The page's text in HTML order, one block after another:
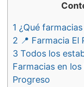
1 ¿Qué
2 📍 Farmacia
3 Todos los
Farmacias en
Progreso